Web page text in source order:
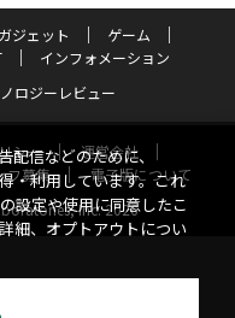
ガジェット
ゲーム
インフォメーション
ロジーレビュー
シー
運営会社
フ募集
電子版について
Inc. 2026
配信などのために、
・利用しています。これ
設定や使用に同意したこ
細、オプトアウトについ